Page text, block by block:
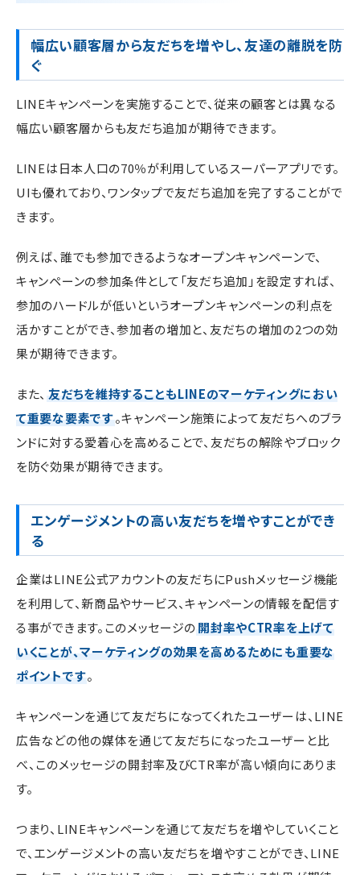
幅広い顧客層から友だちを増やし、友達の離脱を防
ぐ
LINEキャンペーンを実施することで、従来の顧客とは異なる
幅広い顧客層からも友だち追加が期待できます。
LINEは日本人口の70％が利用しているスーパーアプリです。
UIも優れており、ワンタップで友だち追加を完了することがで
きます。
例えば、誰でも参加できるようなオープンキャンペーンで、
キャンペーンの参加条件として「友だち追加」を設定すれば、
参加のハードルが低いというオープンキャンペーンの利点を
活かすことができ、参加者の増加と、友だちの増加の2つの効
果が期待できます。
また、友だちを維持することもLINEのマーケティングにおい
て重要な要素です。キャンペーン施策によって友だちへのブラ
ンドに対する愛着心を高めることで、友だちの解除やブロック
を防ぐ効果が期待できます。
エンゲージメントの高い友だちを増やすことができ
る
企業はLINE公式アカウントの友だちにPushメッセージ機能
を利用して、新商品やサービス、キャンペーンの情報を配信す
る事ができます。このメッセージの開封率やCTR率を上げて
いくことが、マーケティングの効果を高めるためにも重要な
ポイントです。
キャンペーンを通じて友だちになってくれたユーザーは、LINE
広告などの他の媒体を通じて友だちになったユーザーと比
べ、このメッセージの開封率及びCTR率が高い傾向にありま
す。
つまり、LINEキャンペーンを通じて友だちを増やしていくこと
で、エンゲージメントの高い友だちを増やすことができ、LINE